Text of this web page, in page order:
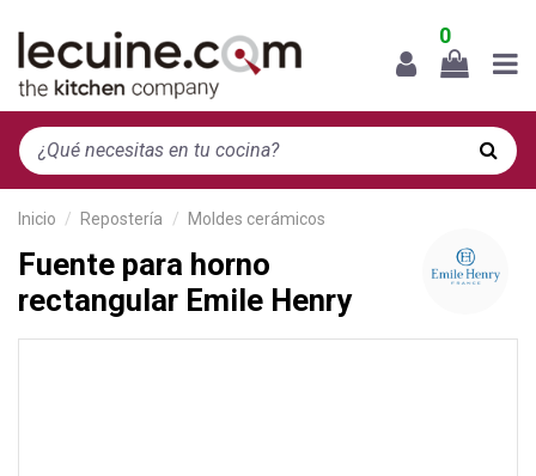
0
Inicio Repostería Moldes cerámicos
Fuente para horno
rectangular Emile Henry